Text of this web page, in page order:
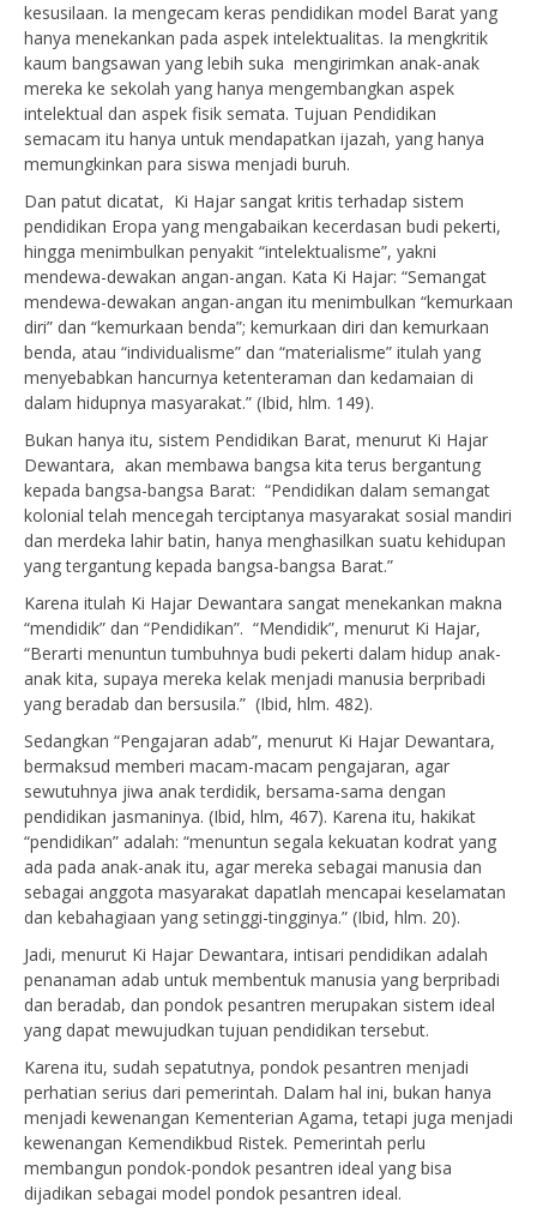
kesusilaan. Ia mengecam keras pendidikan model Barat yang
hanya menekankan pada aspek intelektualitas. Ia mengkritik
kaum bangsawan yang lebih suka mengirimkan anak-anak
mereka ke sekolah yang hanya mengembangkan aspek
intelektual dan aspek fisik semata. Tujuan Pendidikan
semacam itu hanya untuk mendapatkan ijazah, yang hanya
memungkinkan para siswa menjadi buruh.
Dan patut dicatat, Ki Hajar sangat kritis terhadap sistem
pendidikan Eropa yang mengabaikan kecerdasan budi pekerti,
hingga menimbulkan penyakit “intelektualisme”, yakni
mendewa-dewakan angan-angan. Kata Ki Hajar: “Semangat
mendewa-dewakan angan-angan itu menimbulkan “kemurkaan
diri” dan “kemurkaan benda”; kemurkaan diri dan kemurkaan
benda, atau “individualisme” dan “materialisme” itulah yang
menyebabkan hancurnya ketenteraman dan kedamaian di
dalam hidupnya masyarakat.” (Ibid, hlm. 149).
Bukan hanya itu, sistem Pendidikan Barat, menurut Ki Hajar
Dewantara, akan membawa bangsa kita terus bergantung
kepada bangsa-bangsa Barat: “Pendidikan dalam semangat
kolonial telah mencegah terciptanya masyarakat sosial mandiri
dan merdeka lahir batin, hanya menghasilkan suatu kehidupan
yang tergantung kepada bangsa-bangsa Barat.”
Karena itulah Ki Hajar Dewantara sangat menekankan makna
“mendidik” dan “Pendidikan”. “Mendidik”, menurut Ki Hajar,
“Berarti menuntun tumbuhnya budi pekerti dalam hidup anak-
anak kita, supaya mereka kelak menjadi manusia berpribadi
yang beradab dan bersusila.” (Ibid, hlm. 482).
Sedangkan “Pengajaran adab”, menurut Ki Hajar Dewantara,
bermaksud memberi macam-macam pengajaran, agar
sewutuhnya jiwa anak terdidik, bersama-sama dengan
pendidikan jasmaninya. (Ibid, hlm, 467). Karena itu, hakikat
“pendidikan” adalah: “menuntun segala kekuatan kodrat yang
ada pada anak-anak itu, agar mereka sebagai manusia dan
sebagai anggota masyarakat dapatlah mencapai keselamatan
dan kebahagiaan yang setinggi-tingginya.” (Ibid, hlm. 20).
Jadi, menurut Ki Hajar Dewantara, intisari pendidikan adalah
penanaman adab untuk membentuk manusia yang berpribadi
dan beradab, dan pondok pesantren merupakan sistem ideal
yang dapat mewujudkan tujuan pendidikan tersebut.
Karena itu, sudah sepatutnya, pondok pesantren menjadi
perhatian serius dari pemerintah. Dalam hal ini, bukan hanya
menjadi kewenangan Kementerian Agama, tetapi juga menjadi
kewenangan Kemendikbud Ristek. Pemerintah perlu
membangun pondok-pondok pesantren ideal yang bisa
dijadikan sebagai model pondok pesantren ideal.